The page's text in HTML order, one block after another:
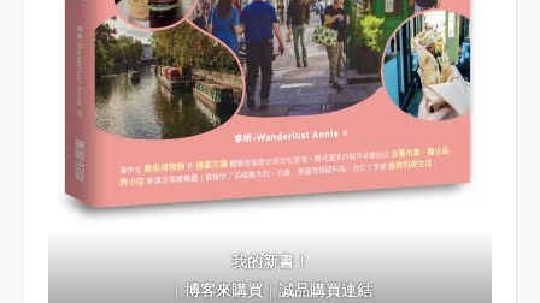
我的新書！
｜博客來購買｜誠品購買連結